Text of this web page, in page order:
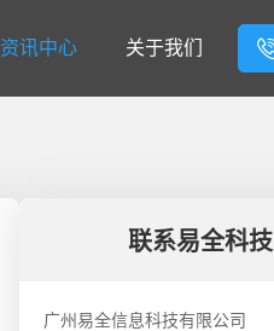
资讯中心 关于我们
联系易全科技
广州易全信息科技有限公司